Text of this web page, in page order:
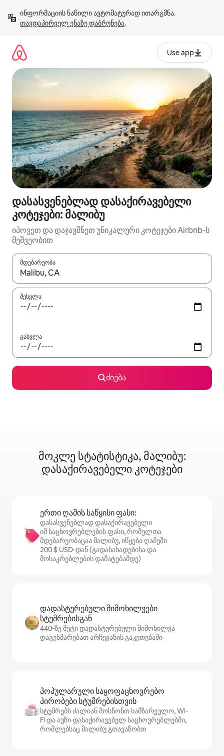
გადასვლა
თავდაპირველ ენაზე დაბრუნება.
Use app
დასასვენებლად დასაქირავებელი
კოტეჯები: მალიბუ
იპოვეთ და დაჯავშნეთ უნიკალური კოტეჯები Airbnb‑ს
მეშვეობით
მდებარეობა
როცა შედეგები ხელმისაწვდომი გახდება, ნავიგაციისთვის
შესვლა
გასვლა
ძიება
მოკლე სტატისტიკა, მალიბუ:
დასაქირავებელი კოტეჯები
ერთი ღამის საწყისი ფასი:
დასასვენებლად დასაქირავებელი
იმ საცხოვრებლების ფასი, რომელთა
მდებარეობაცაა მალიბუ, იწყება ღამეში
200 $ USD‑დან (გადასახადებისა და
მოსაკრებლების დამატებამდე)
დადასტურებული მიმოხილვები
სტუმრებისგან
440‑ზე მეტი დადასტურებული მიმოხილვა
დაგეხმარებათ არჩევანის გაკეთებაში
პოპულარული საყოფაცხოვრებო
პირობები სტუმრებისთვის
სტუმრებს ძალიან მოსწონთ სამზარეულო, Wi-
Fi და აუზი დასაქირავებელ საცხოვრებლებში,
რომლებსაც მალიბუ გთავაზობთ